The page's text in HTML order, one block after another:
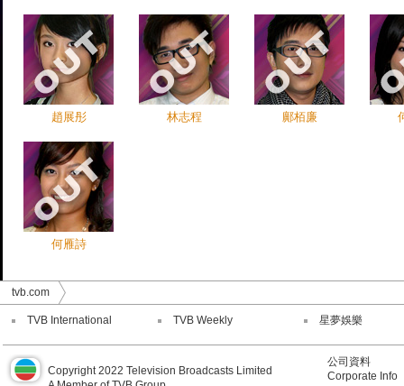
趙展彤 林志程 鄺栢廉
何雁詩
tvb.com
TVB International TVB Weekly 星夢娛樂
Copyright 2022 Television Broadcasts Limited
公司資料
Corporate Info